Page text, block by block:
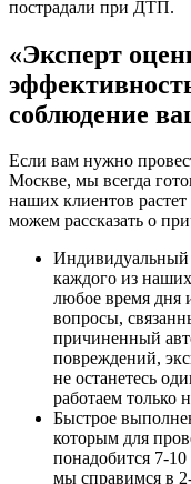
пострадали при ДТП.
«Эксперт
соблюдение
Если вам нужно
Москве, мы всегда
наших клиентов
можем рассказать о
каждого из
любое время дня
вопросы,
причиненный
повреждений,
не останетесь
работаем только
Быстрое
которым для
понадобится 7-
мы справимся в